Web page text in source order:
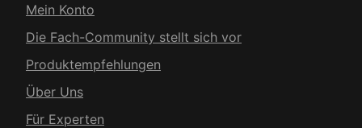
Mein Konto
Die Fach-Community stellt sich vor
Produkt­empfehlungen
Über Uns
Für Experten